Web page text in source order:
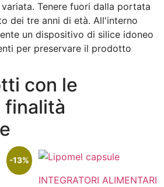
Tenere fuori dalla portata
dei tre anni di età. All'interno
un dispositivo di silice idoneo
per preservare il prodotto
con le
finalità
-13%
INTEGRATORI ALIMENTARI